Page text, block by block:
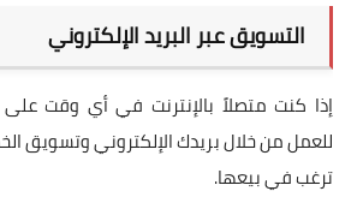
التسويق عبر البريد الإلكتروني
إذا كنت متصلاً بالإنترنت في أي وقت على
للعمل من خلال بريدك الإلكتروني وتسويق
ترغب في بيعها.